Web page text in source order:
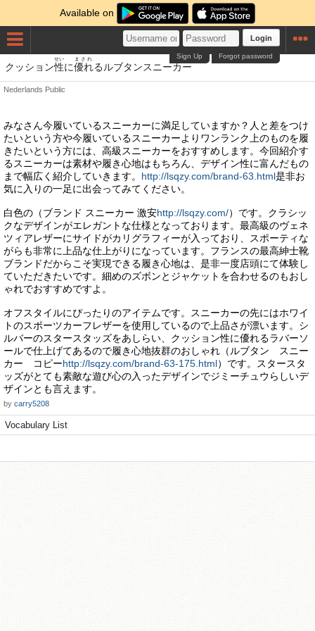
Available on
Login
Forgot password
Sign Up
クッション性
せい
に優れ
まされ
るルブタンスニーカー
Nederlands Public
みなさん今履いているスニーカーに満足していますか？人と差をつけ
たいという方や今履いているスニーカーよりワンランク上のものを履
きたいという方には、高級スニーカーをおすすめします。今回紹介す
るスニーカーは素材や履き心地はもちろん、デザイン性に富んだもの
まで幅広く紹介していきます。 http://lsqzy.com/brand-63.html是非お
気に入りの一足に出会ってみてください。
白色の（ブランド スニーカー 激安http://lsqzy.com/）です。クラシッ
クなデザインがエレガントな仕様となっております。最高級のヴェネ
ツィアレザーにサイドがカリグラフィーが入っており、スポーティな
がらも非常に上品な仕上がりになっています。フランスの最高紳士靴
ブランドだからこそ実現できる履き心地は、是非一度店頭にて体験し
ていただきたいです。細めのズボンとジャケットを合わせるのもおし
ゃれでおすすめですよ。
オフスタイルにぴったりのアイテムです。スニーカーの先にはホワイ
トのスポーツカーフレザーを使用しているので上品さが漂います。シ
ルバーのスタースタッズをあしらい、クッション性に優れるラバーソ
ールで仕上げてあるので履き心地抜群のおしゃれ（ルブタン スニー
カー コピーhttp://lsqzy.com/brand-63-175.html）です。スタースタ
ッズがとても素敵な遊び心の入ったデザインでジミーチュウらしいデ
ザインとも言えます。
by carry5208
Vocabulary List